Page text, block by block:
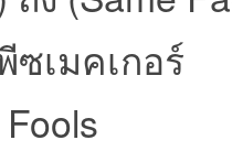
ซเมคเกอร์